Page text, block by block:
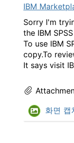
IBM
Sorry I'm
the IBM
To use IBM
copy.To
It says visit
화면